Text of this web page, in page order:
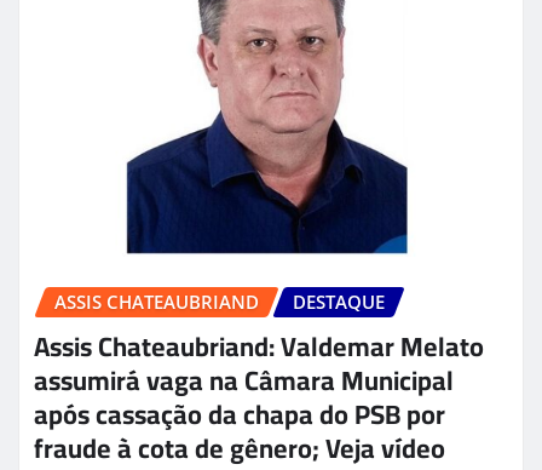
ASSIS CHATEAUBRIAND DESTAQUE
Assis Chateaubriand: Valdemar Melato
assumirá vaga na Câmara Municipal
após cassação da chapa do PSB por
fraude à cota de gênero; Veja vídeo